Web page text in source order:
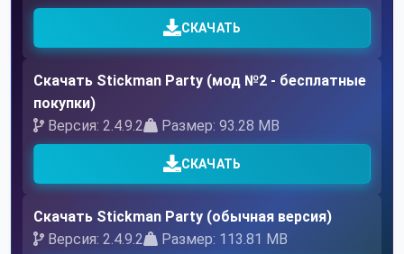
СКАЧАТЬ
Скачать Stickman Party (мод №2 - бесплатные
покупки)
Версия: 2.4.9.2
Размер: 93.28 MB
СКАЧАТЬ
Скачать Stickman Party (обычная версия)
Версия: 2.4.9.2
Размер: 113.81 MB